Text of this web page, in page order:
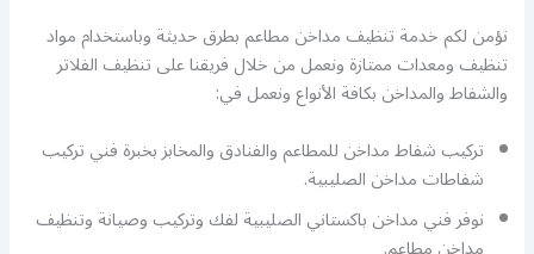
نؤمن لكم خدمة تنظيف مداخن مطاعم بطرق حديثة وباستخدام مواد
تنظيف ومعدات ممتازة ونعمل من خلال فريقنا على تنظيف الفلاتر
والشفاط والمداخن بكافة الأنواع ونعمل في:
تركيب شفاط مداخن للمطاعم والفنادق والمخابز بخبرة فني تركيب
شفاطات مداخن الصليبية.
نوفر فني مداخن باكستاني الصليبية لفك وتركيب وصيانة وتنظيف